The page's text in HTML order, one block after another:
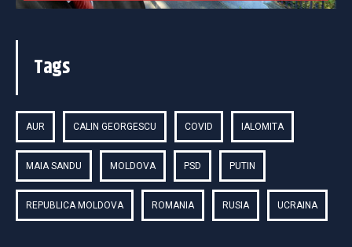
Tags
AUR CALIN GEORGESCU COVID IALOMITA
MAIA SANDU MOLDOVA PSD PUTIN
REPUBLICA MOLDOVA ROMANIA RUSIA UCRAINA